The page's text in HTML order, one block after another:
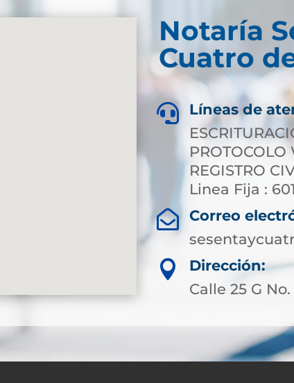
Notaría
Cuatro

Líneas de
REGISTRO
Linea Fija :

Correo

Dirección:
Calle 25 G No.